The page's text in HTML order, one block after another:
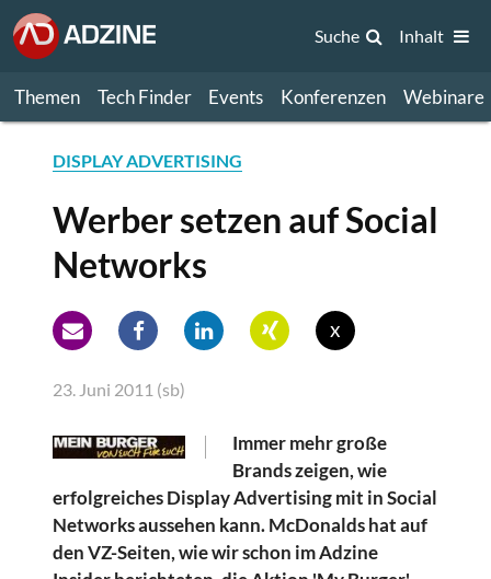
Themen Tech Finder Events Konferenzen Webinare
Suche Inhalt
DISPLAY ADVERTISING
Werber setzen auf Social
Networks
x
23. Juni 2011 (sb)
Immer mehr große
Brands zeigen, wie
erfolgreiches Display Advertising mit in Social
Networks aussehen kann. McDonalds hat auf
den VZ-Seiten, wie wir schon im Adzine